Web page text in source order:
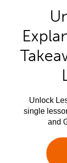
Unlock
single
and